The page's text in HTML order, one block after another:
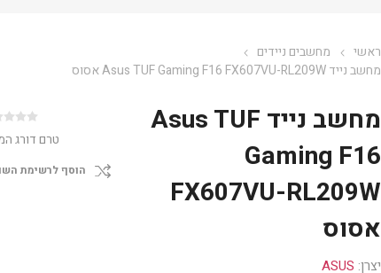
ראשי
מחשבים ניידים
מחשב נייד Asus TUF Gaming F16 FX607VU-RL209W אסוס
מחשב נייד Asus TUF
Gaming F16
FX607VU-RL209W
אסוס
יצרן: ASUS
טרם דורג
הוסף לרשימת